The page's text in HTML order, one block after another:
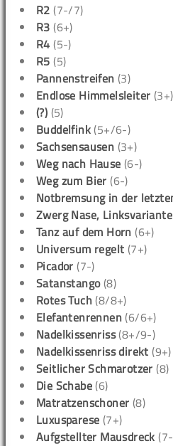
R2 (7-/7)
R3 (6+)
R4 (5-)
R5 (5)
Pannenstreifen (3)
Endlose Himmelsleiter (3+)
(?) (5)
Buddelfink (5+/6-)
Sachsensausen (3+)
Weg nach Hause (6-)
Weg zum Bier (6-)
Notbremsung in der
Zwerg Nase, Linksvariante
Tanz auf dem Horn (6+)
Universum regelt (7+)
Picador (7-)
Satanstango(8)
Rotes Tuch (8/8+)
Elefantenrennen (6/6+)
Nadelkissenriss(8+/9-)
Nadelkissenriss direkt (9+)
Seitlicher Schmarotzer (8)
Die Schabe (6)
Matratzenschoner (8)
Luxusparese (7+)
Aufgstellter Mausdreck